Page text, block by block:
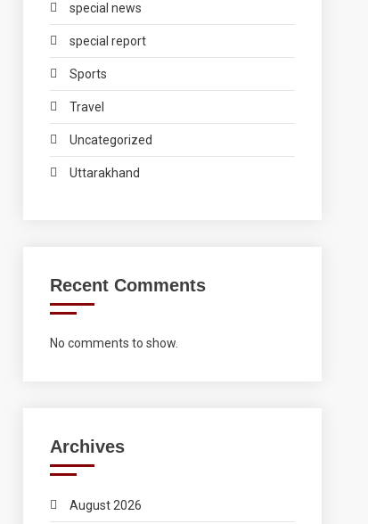
special news
special report
Sports
Travel
Uncategorized
Uttarakhand
Recent Comments
No comments to show.
Archives
August 2026